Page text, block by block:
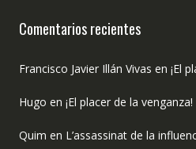
Comentarios recientes
Francisco Javier Illán Vivas en ¡El
Hugo en ¡El placer de la venganza!
Quim en L’assassinat de la